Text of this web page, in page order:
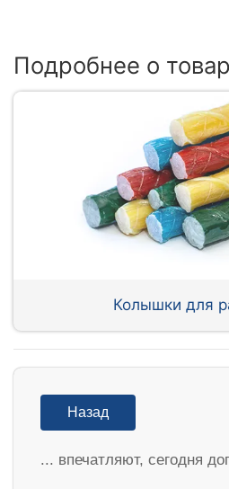
Подробнее о
Колышки для
Назад
... впечатляют, сегодня